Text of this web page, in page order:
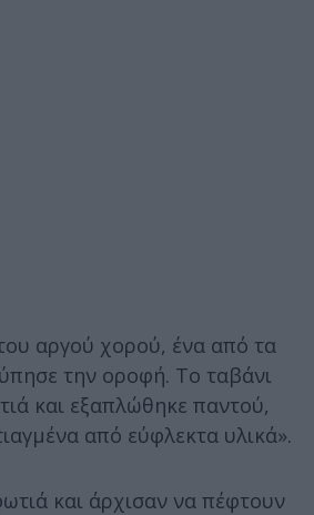
αργού χορού, ένα από τα
την οροφή. Το ταβάνι
και εξαπλώθηκε παντού,
από εύφλεκτα υλικά».
και άρχισαν να πέφτουν